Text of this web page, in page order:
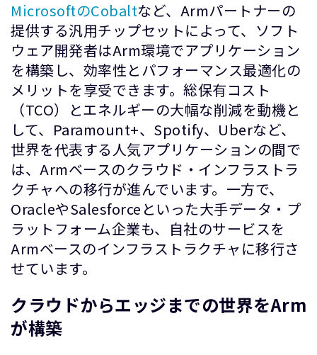
MicrosoftのCobaltなど、Armパートナーの
提供する汎用チップセットによって、ソフト
ウェア開発者はArm環境でアプリケーション
を構築し、効率性とパフォーマンス最適化の
メリットを享受できます。総保有コスト
（TCO）とエネルギーの大幅な削減を動機と
して、Paramount+、Spotify、Uberなど、
世界を代表する人気アプリケーションの間で
は、Armベースのクラウド・インフラストラ
クチャへの移行が進んでいます。一方で、
OracleやSalesforceといった大手データ・プ
ラットフォーム企業も、自社のサービスを
Armベースのインフラストラクチャに移行さ
せています。
クラウドからエッジまでの世界をArm
が構築